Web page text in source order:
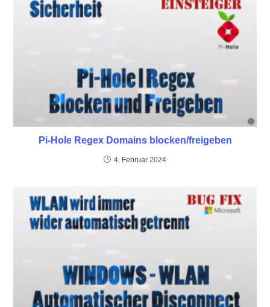
Pi-Hole Regex Domains blocken/freigeben
4. Februar 2024